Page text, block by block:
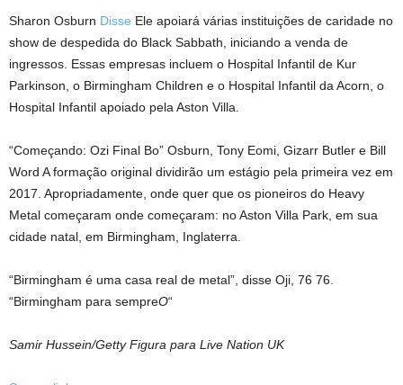
Sharon Osburn Disse Ele apoiará várias instituições de caridade no
show de despedida do Black Sabbath, iniciando a venda de
ingressos. Essas empresas incluem o Hospital Infantil de Kur
Parkinson, o Birmingham Children e o Hospital Infantil da Acorn, o
Hospital Infantil apoiado pela Aston Villa.
“Começando: Ozi Final Bo” Osburn, Tony Eomi, Gizarr Butler e Bill
Word A formação original dividirão um estágio pela primeira vez em
2017. Apropriadamente, onde quer que os pioneiros do Heavy
Metal começaram onde começaram: no Aston Villa Park, em sua
cidade natal, em Birmingham, Inglaterra.
“Birmingham é uma casa real de metal”, disse Oji, 76 76.
“Birmingham para sempreO“
Samir Hussein/Getty Figura para Live Nation UK